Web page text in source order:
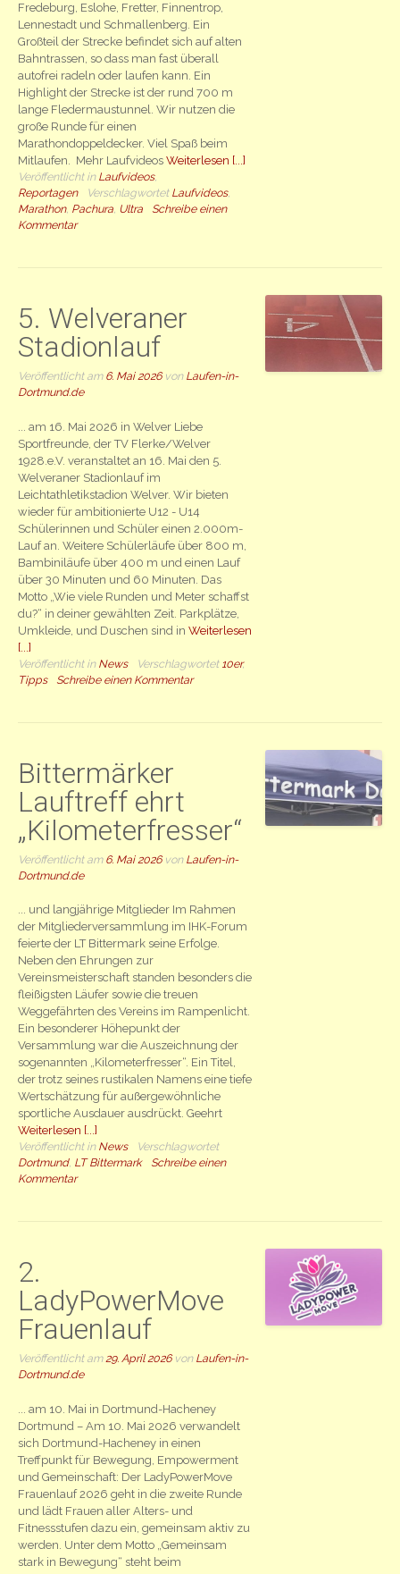
Fredeburg, Eslohe, Fretter, Finnentrop,
Lennestadt und Schmallenberg. Ein
Großteil der Strecke befindet sich auf alten
Bahntrassen, so dass man fast überall
autofrei radeln oder laufen kann. Ein
Highlight der Strecke ist der rund 700 m
lange Fledermaustunnel. Wir nutzen die
große Runde für einen
Marathondoppeldecker. Viel Spaß beim
Mitlaufen. Mehr LaufvideosWeiterlesen [...]
Veröffentlicht in Laufvideos,
Reportagen
Verschlagwortet Laufvideos,
Marathon, Pachura, Ultra
Schreibe einen
Kommentar
5. Welveraner
Stadionlauf
Veröffentlicht am 6. Mai 2026von Laufen-in-
Dortmund.de
... am 16. Mai 2026 in Welver Liebe
Sportfreunde, der TV Flerke/Welver
1928.e.V. veranstaltet an 16. Mai den 5.
Welveraner Stadionlauf im
Leichtathletikstadion Welver. Wir bieten
wieder für ambitionierte U12 - U14
Schülerinnen und Schüler einen 2.000m-
Lauf an. Weitere Schülerläufe über 800 m,
Bambiniläufe über 400 m und einen Lauf
über 30 Minuten und 60 Minuten. Das
Motto „Wie viele Runden und Meter schaffst
du?“ in deiner gewählten Zeit. Parkplätze,
Umkleide, und Duschen sind inWeiterlesen
[...]
Veröffentlicht in News Verschlagwortet 10er,
Tipps
Schreibe einen Kommentar
Bittermärker
Lauftreff ehrt
„Kilometerfresser“
Veröffentlicht am 6. Mai 2026von Laufen-in-
Dortmund.de
... und langjährige Mitglieder Im Rahmen
der Mitgliederversammlung im IHK-Forum
feierte der LT Bittermark seine Erfolge.
Neben den Ehrungen zur
Vereinsmeisterschaft standen besonders die
fleißigsten Läufer sowie die treuen
Weggefährten des Vereins im Rampenlicht.
Ein besonderer Höhepunkt der
Versammlung war die Auszeichnung der
sogenannten „Kilometerfresser“. Ein Titel,
der trotz seines rustikalen Namens eine tiefe
Wertschätzung für außergewöhnliche
sportliche Ausdauer ausdrückt. Geehrt
Weiterlesen [...]
Veröffentlicht in News
Verschlagwortet
Dortmund, LT Bittermark
Schreibe einen
Kommentar
2.
LadyPowerMove
Frauenlauf
Veröffentlicht am29. April 2026von Laufen-in-
Dortmund.de
... am 10. Mai in Dortmund-Hacheney
Dortmund – Am 10. Mai 2026 verwandelt
sich Dortmund-Hacheney in einen
Treffpunkt für Bewegung, Empowerment
und Gemeinschaft: Der LadyPowerMove
Frauenlauf 2026 geht in die zweite Runde
und lädt Frauen aller Alters- und
Fitnessstufen dazu ein, gemeinsam aktiv zu
werden. Unter dem Motto „Gemeinsam
stark in Bewegung“ steht beim